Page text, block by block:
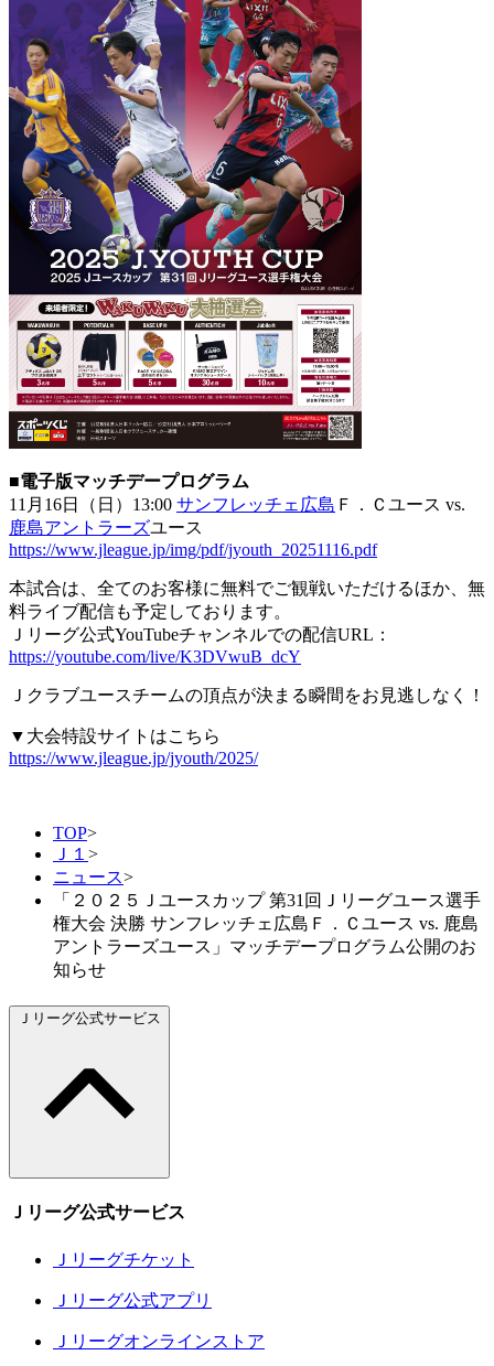
■電子版マッチデープログラム
11月16日（日）13:00 サンフレッチェ広島 Ｆ．Ｃユース vs.
鹿島アントラーズユース
https://www.jleague.jp/img/pdf/jyouth_20251116.pdf
本試合は、全てのお客様に無料でご観戦いただけるほか、無
料ライブ配信も予定しております。
Ｊリーグ公式YouTubeチャンネルでの配信URL：
https://youtube.com/live/K3DVwuB_dcY
Ｊクラブユースチームの頂点が決まる瞬間をお⾒逃しなく！
▼大会特設サイトはこちら
https://www.jleague.jp/jyouth/2025/
TOP>
Ｊ１ >
ニュース>
「２０２５Ｊユースカップ 第31回Ｊリーグユース選手
権大会 決勝 サンフレッチェ広島Ｆ．Ｃユース vs. 鹿島
アントラーズユース」マッチデープログラム公開のお
知らせ
Ｊリーグ公式サービス
Ｊリーグ公式サービス
Ｊリーグチケット
Ｊリーグ公式アプリ
Ｊリーグオンラインストア